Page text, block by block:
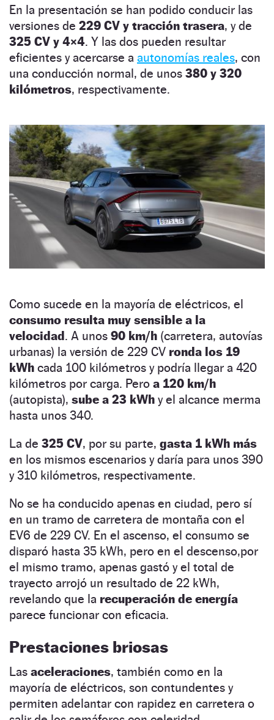
En la presentación se han podido conducir las
versiones de 229 CV y tracción trasera, y de
325 CV y 4×4. Y las dos pueden resultar
eficientes y acercarse a autonomías reales, con
una conducción normal, de unos 380 y 320
kilómetros, respectivamente.
Como sucede en la mayoría de eléctricos, el
consumo resulta muy sensible a la
velocidad. A unos 90 km/h (carretera, autovías
urbanas) la versión de 229 CV ronda los 19
kWh cada 100 kilómetros y podría llegar a 420
kilómetros por carga. Pero a 120 km/h
(autopista), sube a 23 kWh y el alcance merma
hasta unos 340.
La de 325 CV, por su parte, gasta 1 kWh más
en los mismos escenarios y daría para unos 390
y 310 kilómetros, respectivamente.
No se ha conducido apenas en ciudad, pero sí
en un tramo de carretera de montaña con el
EV6 de 229 CV. En el ascenso, el consumo se
disparó hasta 35 kWh, pero en el descenso,por
el mismo tramo, apenas gastó y el total de
trayecto arrojó un resultado de 22 kWh,
revelando que la recuperación de energía
parece funcionar con eficacia.
Prestaciones briosas
Las aceleraciones, también como en la
mayoría de eléctricos, son contundentes y
permiten adelantar con rapidez en carretera o